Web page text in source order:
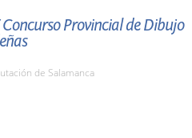
Provincial de Dibujo
de Salamanca